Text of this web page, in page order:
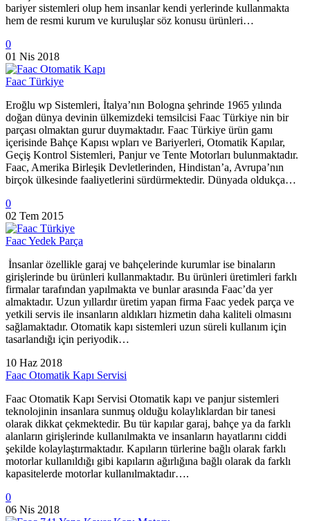
bariyer sistemleri olup hem insanlar kendi yerlerinde kullanmakta
hem de resmi kurum ve kuruluşlar söz konusu ürünleri…
0
01 Nis 2018
Faac Türkiye
Eroğlu wp Sistemleri, İtalya’nın Bologna şehrinde 1965 yılında
doğan dünya devinin ülkemizdeki temsilcisi Faac Türkiye nin bir
parçası olmaktan gurur duymaktadır. Faac Türkiye ürün gamı
içerisinde Bahçe Kapısı wpları ve Bariyerleri, Otomatik Kapılar,
Geçiş Kontrol Sistemleri, Panjur ve Tente Motorları bulunmaktadır.
Faac, Amerika Birleşik Devletlerinden, Hindistan’a, Avrupa’nın
birçok ülkesinde faaliyetlerini sürdürmektedir. Dünyada oldukça…
0
02 Tem 2015
Faac Yedek Parça
İnsanlar özellikle garaj ve bahçelerinde kurumlar ise binaların
girişlerinde bu ürünleri kullanmaktadır. Bu ürünleri üretimleri farklı
firmalar tarafından yapılmakta ve bunlar arasında Faac’da yer
almaktadır. Uzun yıllardır üretim yapan firma Faac yedek parça ve
yetkili servis ile insanların aldıkları hizmetin daha kaliteli olmasını
sağlamaktadır. Otomatik kapı sistemleri uzun süreli kullanım için
tasarlandığı için periyodik…
10 Haz 2018
Faac Otomatik Kapı Servisi
Faac Otomatik Kapı Servisi Otomatik kapı ve panjur sistemleri
teknolojinin insanlara sunmuş olduğu kolaylıklardan bir tanesi
olarak dikkat çekmektedir. Bu tür kapılar garaj, bahçe ya da farklı
alanların girişlerinde kullanılmakta ve insanların hayatlarını ciddi
şekilde kolaylaştırmaktadır. Kapıların türlerine bağlı olarak farklı
motorlar kullanıldığı gibi kapıların ağırlığına bağlı olarak da farklı
kapasitelerde motorlar kullanılmaktadır….
0
06 Nis 2018